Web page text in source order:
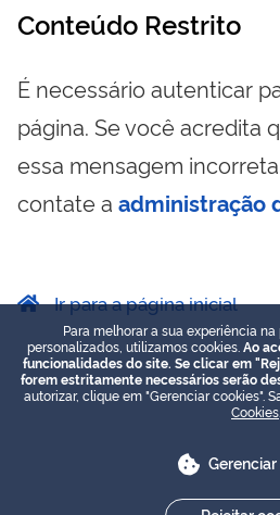
Conteúdo Restrito
É necessário autenticar
página. Se você acredita
essa mensagem
contate a administração
Ir para a página inicial
Para melhorar a sua experiência
personalizados, utilizamos cookies. Ao
funcionalidades do site. Se clicar em
forem estritamente necessários serão
autorizar, clique em "Gerenciar cookies".
Cookies